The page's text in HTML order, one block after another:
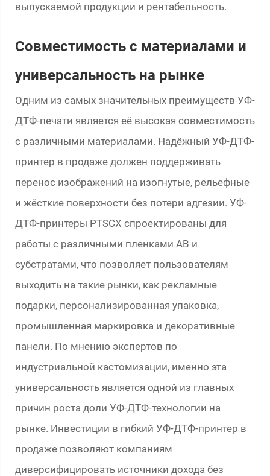
выпускаемой продукции и рентабельность.
Совместимость с материалами и
универсальность на рынке
Одним из самых значительных преимуществ УФ-
ДТФ-печати является её высокая совместимость
с различными материалами. Надёжный УФ-ДТФ-
принтер в продаже должен поддерживать
перенос изображений на изогнутые, рельефные
и жёсткие поверхности без потери адгезии. УФ-
ДТФ-принтеры PTSCX спроектированы для
работы с различными пленками AB и
субстратами, что позволяет пользователям
выходить на такие рынки, как рекламные
подарки, персонализированная упаковка,
промышленная маркировка и декоративные
панели. По мнению экспертов по
индустриальной кастомизации, именно эта
универсальность является одной из главных
причин роста доли УФ-ДТФ-технологии на
рынке. Инвестиции в гибкий УФ-ДТФ-принтер в
продаже позволяют компаниям
диверсифицировать источники дохода без